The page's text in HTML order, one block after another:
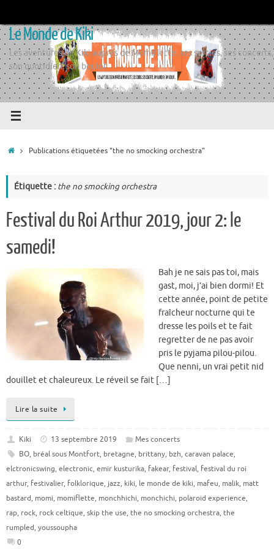
contenu
Le Monde de Kiki
Les aventures de Kiki auprès de Momiflette, ses sorties, ses concerts,
son quotidien, son boulot
AccueilPublications étiquetées "the no smocking orchestra"
Étiquette : the no smocking orchestra
Festival du Roi Arthur 2019, jour 2: le
samedi!
Bah je ne sais pas toi, mais
gast, moi, j’ai bien dormi! Et
cette année, point de petite
fraîcheur nocturne qui te
dresse les poils et te fait
regretter de ne pas avoir
pris le pyjama pilou-pilou.
Que nenni, un vrai petit nid
douillet et chaleureux. Le réveil se fait […]
Lire la suite
Kiki 13 septembre 2019
Mes concerts
BO, bréal sous Montfort, bretagne, brittany, bzh, caravan palace,
elctronicswing, electronic, emir kusturika, fakear, festival, festival du roi
arthur, festivalier, folklorique, jazz, kiki, le monde de kiki, mafeu, malik, matt
bastard, momi, momiflette, monchhichi, monchichi, polaroid experience,
rap, rock, rock celtique, skip the use, the no smocking orchestra, the
rumpled, youssoupha
0